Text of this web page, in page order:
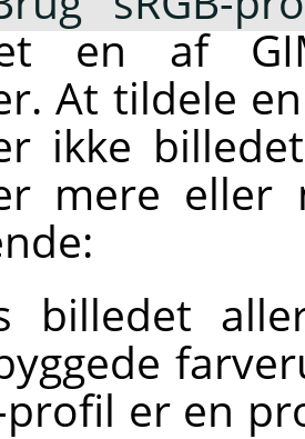
en af
At tildele
ikke
mere eller
billedet
profil er en